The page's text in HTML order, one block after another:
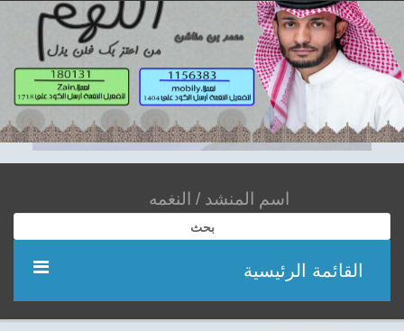
بحث
القائمة الرئيسية